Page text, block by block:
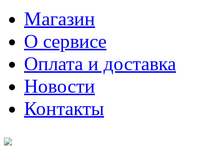
Магазин
О cервисе
Оплата и доставка
Новости
Контакты